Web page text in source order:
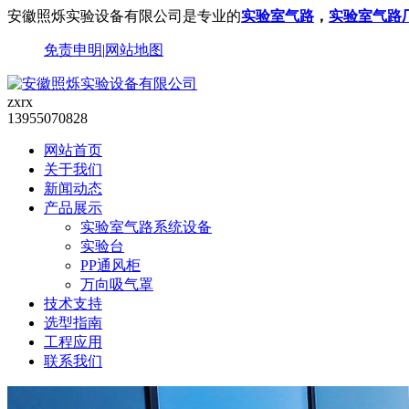
安徽照烁实验设备有限公司是专业的实验室气路 ， 实验室气路
免责申明|网站地图
zxrx
13955070828
网站首页
关于我们
新闻动态
产品展示
实验室气路系统设备
实验台
PP通风柜
万向吸气罩
技术支持
选型指南
工程应用
联系我们